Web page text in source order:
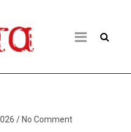
/ No Comment